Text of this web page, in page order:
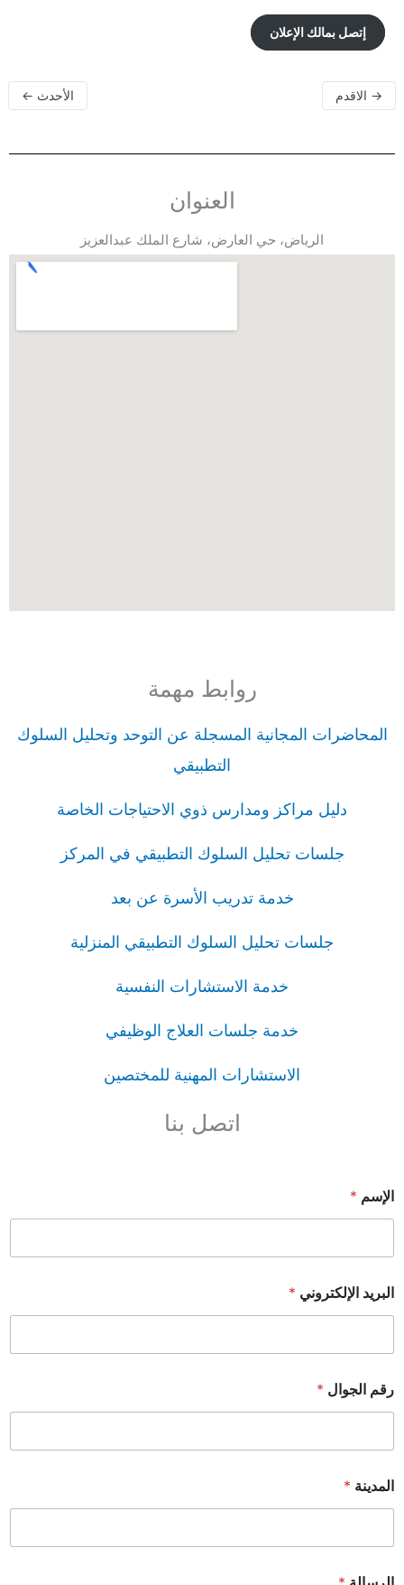
إتصل بمالك الإعلان
→ الاقدم الأحدث ←
العنوان
الرياض، حي العارض، شارع الملك عبدالعزيز
روابط مهمة
المحاضرات المجانية المسجلة عن التوحد وتحليل السلوك
التطبيقي
دليل مراكز ومدارس ذوي الاحتياجات الخاصة
جلسات تحليل السلوك التطبيقي في المركز
خدمة تدريب الأسرة عن بعد
جلسات تحليل السلوك التطبيقي المنزلية
خدمة الاستشارات النفسية
خدمة جلسات العلاج الوظيفي
الاستشارات المهنية للمختصين
اتصل بنا
الإسم *
البريد الإلكتروني *
رقم الجوال *
المدينة *